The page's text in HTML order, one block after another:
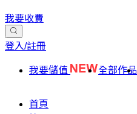
我要收費
登入/註冊
我要儲值 全部作品
首頁